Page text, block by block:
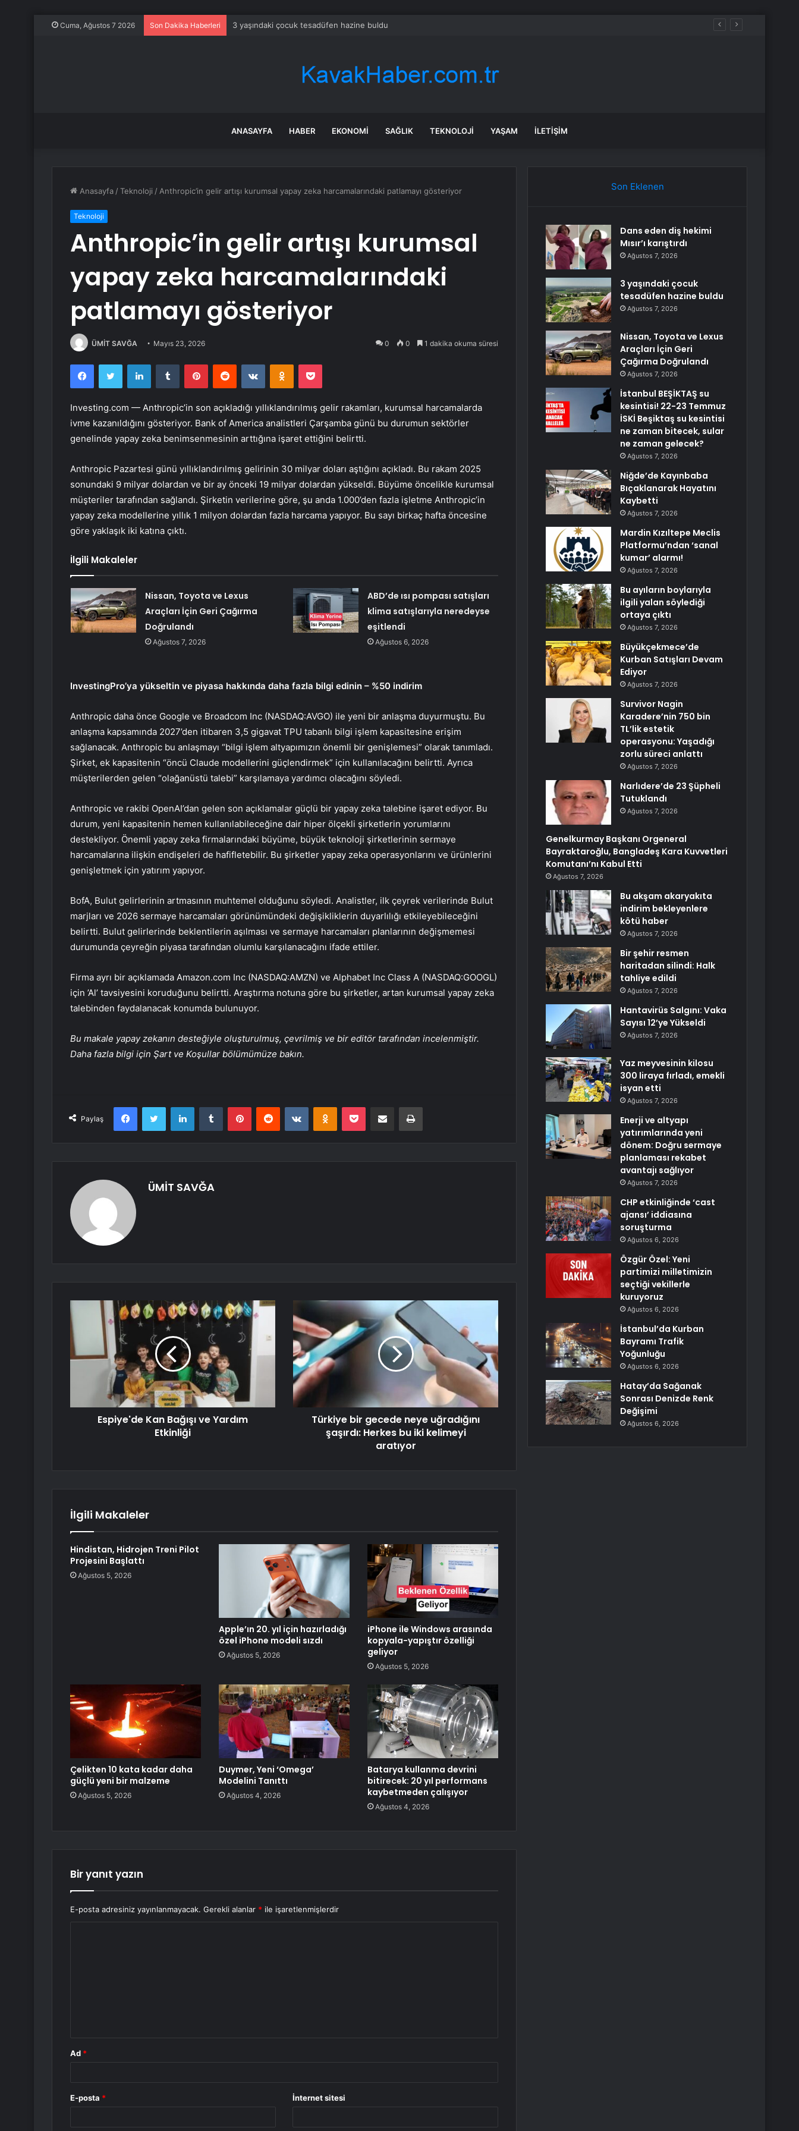
Cuma, Ağustos 7 2026 Son Dakika Haberleri 3 yaşındaki çocuk tesadüfen hazine buldu
ANASAYFA HABER EKONOMI SAĞLIK TEKNOLOJI YAŞAM İLETIŞIM
Anasayfa /Teknoloji / Anthropic’in gelir artışı kurumsal yapay zeka harcamalarındaki patlamayı gösteriyor
Teknoloji
Anthropic’in gelir artışı kurumsal
yapay zeka harcamalarındaki
patlamayı gösteriyor
ÜMİT SAVĞA Mayıs 23, 2026 0 0 1 dakika okuma süresi
FacebookTwitter LinkedInTumblr PinterestReddit VKontakteOdnoklassniki
Pocket
Investing.com — Anthropic’in son açıkladığı yıllıklandırılmış gelir rakamları, kurumsal harcamalarda
ivme kazanıldığını gösteriyor. Bank of America analistleri Çarşamba günü bu durumun sektörler
genelinde yapay zeka benimsenmesinin arttığına işaret ettiğini belirtti.
Anthropic Pazartesi günü yıllıklandırılmış gelirinin 30 milyar doları aştığını açıkladı. Bu rakam 2025
sonundaki 9 milyar dolardan ve bir ay önceki 19 milyar dolardan yükseldi. Büyüme öncelikle kurumsal
müşteriler tarafından sağlandı. Şirketin verilerine göre, şu anda 1.000’den fazla işletme Anthropic’in
yapay zeka modellerine yıllık 1 milyon dolardan fazla harcama yapıyor. Bu sayı birkaç hafta öncesine
göre yaklaşık iki katına çıktı.
İlgili Makaleler
Nissan, Toyota ve Lexus
Araçları İçin Geri Çağırma
Doğrulandı
Ağustos 7, 2026
ABD’de ısı pompası satışları
klima satışlarıyla neredeyse
eşitlendi
Ağustos 6, 2026
InvestingPro’ya yükseltin ve piyasa hakkında daha fazla bilgi edinin – %50 indirim
Anthropic daha önce Google ve Broadcom Inc (NASDAQ:AVGO) ile yeni bir anlaşma duyurmuştu. Bu
anlaşma kapsamında 2027’den itibaren 3,5 gigavat TPU tabanlı bilgi işlem kapasitesine erişim
sağlanacak. Anthropic bu anlaşmayı “bilgi işlem altyapımızın önemli bir genişlemesi” olarak tanımladı.
Şirket, ek kapasitenin “öncü Claude modellerini güçlendirmek” için kullanılacağını belirtti. Ayrıca
müşterilerden gelen “olağanüstü talebi” karşılamaya yardımcı olacağını söyledi.
Anthropic ve rakibi OpenAI’dan gelen son açıklamalar güçlü bir yapay zeka talebine işaret ediyor. Bu
durum, yeni kapasitenin hemen kullanılabileceğine dair hiper ölçekli şirketlerin yorumlarını
destekliyor. Önemli yapay zeka firmalarındaki büyüme, büyük teknoloji şirketlerinin sermaye
harcamalarına ilişkin endişeleri de hafifletebilir. Bu şirketler yapay zeka operasyonlarını ve ürünlerini
genişletmek için yatırım yapıyor.
BofA, Bulut gelirlerinin artmasının muhtemel olduğunu söyledi. Analistler, ilk çeyrek verilerinde Bulut
marjları ve 2026 sermaye harcamaları görünümündeki değişikliklerin duyarlılığı etkileyebileceğini
belirtti. Bulut gelirlerinde beklentilerin aşılması ve sermaye harcamaları planlarının değişmemesi
durumunda çeyreğin piyasa tarafından olumlu karşılanacağını ifade ettiler.
Firma ayrı bir açıklamada Amazon.com Inc (NASDAQ:AMZN) ve Alphabet Inc Class A (NASDAQ:GOOGL)
için ’Al’ tavsiyesini koruduğunu belirtti. Araştırma notuna göre bu şirketler, artan kurumsal yapay zeka
talebinden faydalanacak konumda bulunuyor.
Bu makale yapay zekanın desteğiyle oluşturulmuş, çevrilmiş ve bir editör tarafından incelenmiştir.
Daha fazla bilgi için Şart ve Koşullar bölümümüze bakın.
Paylaş
FacebookTwitter LinkedInTumblr PinterestReddit VKontakteOdnoklassniki
Pocket E-Posta ile paylaş Yazdır
ÜMİT SAVĞA
Espiye'de Kan Bağışı ve Yardım
Etkinliği
Türkiye bir gecede neye uğradığını
şaşırdı: Herkes bu iki kelimeyi
aratıyor
İlgili Makaleler
Hindistan, Hidrojen Treni Pilot
Projesini Başlattı
Ağustos 5, 2026
Apple’ın 20. yıl için hazırladığı
özel iPhone modeli sızdı
Ağustos 5, 2026
iPhone ile Windows arasında
kopyala-yapıştır özelliği
geliyor
Ağustos 5, 2026
Çelikten 10 kata kadar daha
güçlü yeni bir malzeme
Ağustos 5, 2026
Duymer, Yeni ‘Omega’
Modelini Tanıttı
Ağustos 4, 2026
Batarya kullanma devrini
bitirecek: 20 yıl performans
kaybetmeden çalışıyor
Ağustos 4, 2026
Bir yanıt yazın
E-posta adresiniz yayınlanmayacak. Gerekli alanlar * ile işaretlenmişlerdir
Ad *
E-posta * İnternet sitesi
Son Eklenen
Dans eden diş hekimi
Mısır’ı karıştırdı
Ağustos 7, 2026
3 yaşındaki çocuk
tesadüfen hazine buldu
Ağustos 7, 2026
Nissan, Toyota ve Lexus
Araçları İçin Geri
Çağırma Doğrulandı
Ağustos 7, 2026
İstanbul BEŞİKTAŞ su
kesintisi! 22-23 Temmuz
İSKİ Beşiktaş su kesintisi
ne zaman bitecek, sular
ne zaman gelecek?
Ağustos 7, 2026
Niğde’de Kayınbaba
Bıçaklanarak Hayatını
Kaybetti
Ağustos 7, 2026
Mardin Kızıltepe Meclis
Platformu’ndan ‘sanal
kumar’ alarmı!
Ağustos 7, 2026
Bu ayıların boylarıyla
ilgili yalan söylediği
ortaya çıktı
Ağustos 7, 2026
Büyükçekmece’de
Kurban Satışları Devam
Ediyor
Ağustos 7, 2026
Survivor Nagin
Karadere’nin 750 bin
TL’lik estetik
operasyonu: Yaşadığı
zorlu süreci anlattı
Ağustos 7, 2026
Narlıdere’de 23 Şüpheli
Tutuklandı
Ağustos 7, 2026
Genelkurmay Başkanı Orgeneral
Bayraktaroğlu, Bangladeş Kara Kuvvetleri
Komutanı’nı Kabul Etti
Ağustos 7, 2026
Bu akşam akaryakıta
indirim bekleyenlere
kötü haber
Ağustos 7, 2026
Bir şehir resmen
haritadan silindi: Halk
tahliye edildi
Ağustos 7, 2026
Hantavirüs Salgını: Vaka
Sayısı 12’ye Yükseldi
Ağustos 7, 2026
Yaz meyvesinin kilosu
300 liraya fırladı, emekli
isyan etti
Ağustos 7, 2026
Enerji ve altyapı
yatırımlarında yeni
dönem: Doğru sermaye
planlaması rekabet
avantajı sağlıyor
Ağustos 7, 2026
CHP etkinliğinde ‘cast
ajansı’ iddiasına
soruşturma
Ağustos 6, 2026
Özgür Özel: Yeni
partimizi milletimizin
seçtiği vekillerle
kuruyoruz
Ağustos 6, 2026
İstanbul’da Kurban
Bayramı Trafik
Yoğunluğu
Ağustos 6, 2026
Hatay’da Sağanak
Sonrası Denizde Renk
Değişimi
Ağustos 6, 2026